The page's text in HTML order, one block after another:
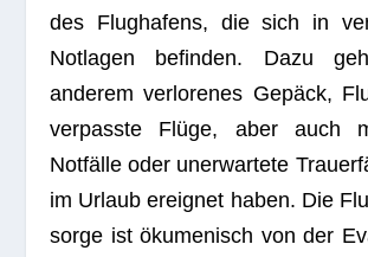
des Flug­ha­fens, die sich in
Not­la­gen befin­den. Dazu
ande­rem ver­lo­re­nes Gepäck,
ver­passte Flüge, aber auch
Not­fälle oder uner­war­tete
im Urlaub ereig­net haben. Die
sorge ist öku­me­nisch von der